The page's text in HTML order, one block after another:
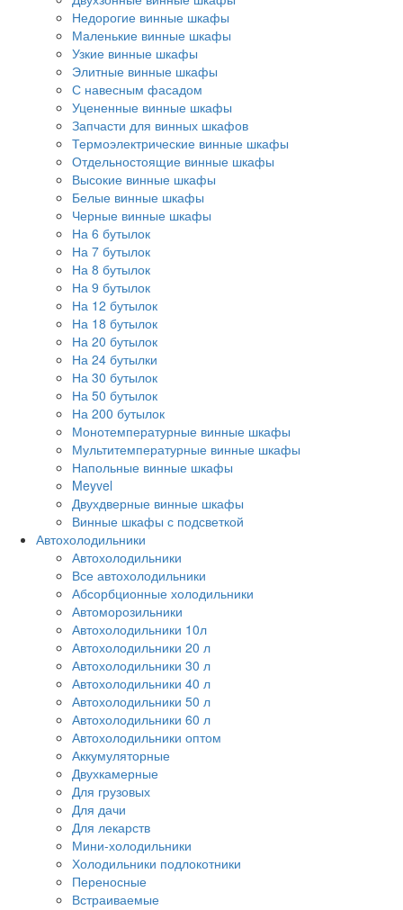
Недорогие винные шкафы
Маленькие винные шкафы
Узкие винные шкафы
Элитные винные шкафы
С навесным фасадом
Уцененные винные шкафы
Запчасти для винных шкафов
Термоэлектрические винные шкафы
Отдельностоящие винные шкафы
Высокие винные шкафы
Белые винные шкафы
Черные винные шкафы
На 6 бутылок
На 7 бутылок
На 8 бутылок
На 9 бутылок
На 12 бутылок
На 18 бутылок
На 20 бутылок
На 24 бутылки
На 30 бутылок
На 50 бутылок
На 200 бутылок
Монотемпературные винные шкафы
Мультитемпературные винные шкафы
Напольные винные шкафы
Meyvel
Двухдверные винные шкафы
Винные шкафы с подсветкой
Автохолодильники
Автохолодильники
Все автохолодильники
Абсорбционные холодильники
Автоморозильники
Автохолодильники 10л
Автохолодильники 20 л
Автохолодильники 30 л
Автохолодильники 40 л
Автохолодильники 50 л
Автохолодильники 60 л
Автохолодильники оптом
Аккумуляторные
Двухкамерные
Для грузовых
Для дачи
Для лекарств
Мини-холодильники
Холодильники подлокотники
Переносные
Встраиваемые